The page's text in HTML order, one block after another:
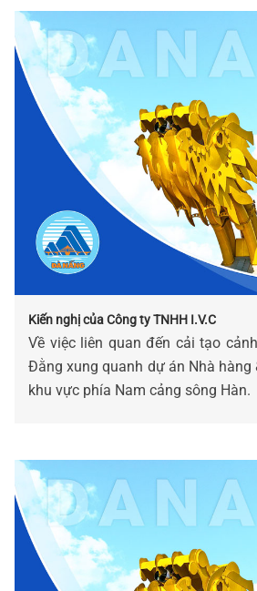
Kiến nghị của Công ty TNHH I.V.C
Về việc liên quan đến cải tạo
Đằng xung quanh dự án Nhà hàng
khu vực phía Nam cảng sông Hàn.